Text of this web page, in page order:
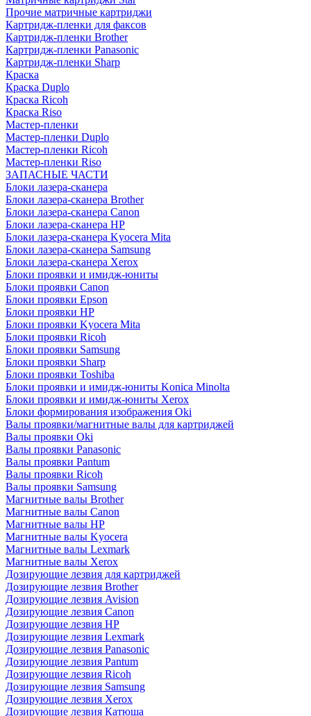
Прочие матричные картриджи
Картридж-пленки для факсов
Картридж-пленки Brother
Картридж-пленки Panasonic
Картридж-пленки Sharp
Краска
Краска Duplo
Краска Ricoh
Краска Riso
Мастер-пленки
Мастер-пленки Duplo
Мастер-пленки Ricoh
Мастер-пленки Riso
ЗАПАСНЫЕ ЧАСТИ
Блоки лазера-сканера
Блоки лазера-сканера Brother
Блоки лазера-сканера Canon
Блоки лазера-сканера HP
Блоки лазера-сканера Kyocera Mita
Блоки лазера-сканера Samsung
Блоки лазера-сканера Xerox
Блоки проявки и имидж-юниты
Блоки проявки Canon
Блоки проявки Epson
Блоки проявки HP
Блоки проявки Kyocera Mita
Блоки проявки Ricoh
Блоки проявки Samsung
Блоки проявки Sharp
Блоки проявки Toshiba
Блоки проявки и имидж-юниты Konica Minolta
Блоки проявки и имидж-юниты Xerox
Блоки формирования изображения Oki
Валы проявки/магнитные валы для картриджей
Валы проявки Oki
Валы проявки Panasonic
Валы проявки Pantum
Валы проявки Ricoh
Валы проявки Samsung
Магнитные валы Brother
Магнитные валы Canon
Магнитные валы HP
Магнитные валы Kyocera
Магнитные валы Lexmark
Магнитные валы Xerox
Дозирующие лезвия для картриджей
Дозирующие лезвия Brother
Дозирующие лезвия Avision
Дозирующие лезвия Canon
Дозирующие лезвия HP
Дозирующие лезвия Lexmark
Дозирующие лезвия Panasonic
Дозирующие лезвия Pantum
Дозирующие лезвия Ricoh
Дозирующие лезвия Samsung
Дозирующие лезвия Xerox
Дозирующие лезвия Катюша